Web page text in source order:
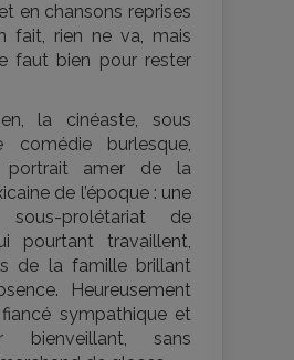
en chansons reprises
fait, rien ne va, mais
faut bien pour rester
la cinéaste, sous
comédie burlesque,
portrait amer de la
de l’époque : une
prolétariat de
pourtant travaillent,
de la famille brillant
Heureusement
sympathique et
bienveillant, sans